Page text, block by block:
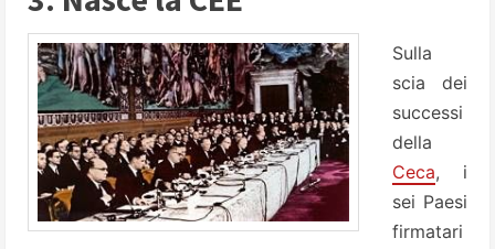
Sulla
scia dei
successi
della
Ceca, i
sei Paesi
firmatari